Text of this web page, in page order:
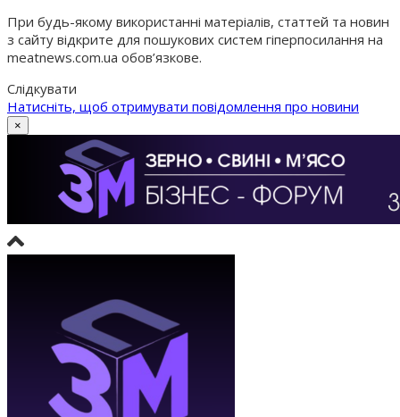
При будь-якому використанні матеріалів, статтей та новин
з сайту відкрите для пошукових систем гіперпосилання на
meatnews.com.ua обов’язкове.
Слідкувати
Натисніть, щоб отримувати повідомлення про новини
×